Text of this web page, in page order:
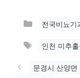
카
고
전국비뇨기
태
인천 미추
문경시 산양